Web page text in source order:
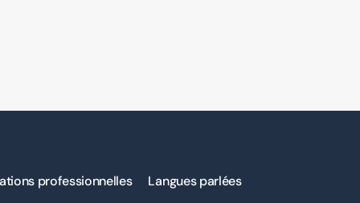
professionnelles Langues parlées